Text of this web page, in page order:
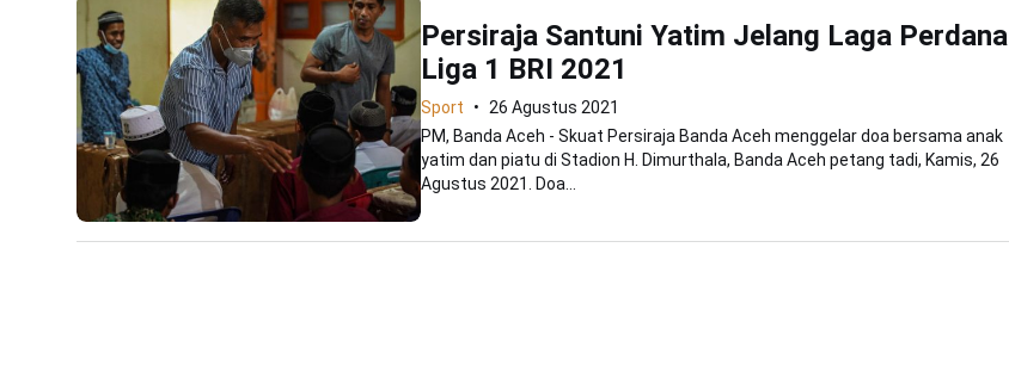
Persiraja Santuni Yatim Jelang Laga Perdana
Liga 1 BRI 2021
Sport
26 Agustus 2021
PM, Banda Aceh - Skuat Persiraja Banda Aceh menggelar doa bersama anak
yatim dan piatu di Stadion H. Dimurthala, Banda Aceh petang tadi, Kamis, 26
Agustus 2021. Doa...